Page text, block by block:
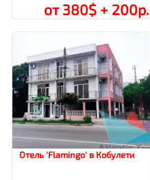
от 380$ + 200р.
Отель 'Flamingo' в Кобулети